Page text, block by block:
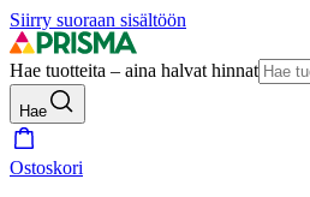
Siirry suoraan sisältöön
Hae tuotteita – aina halvat hinnat
Hae
Ostoskori